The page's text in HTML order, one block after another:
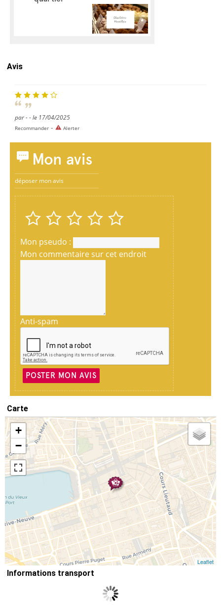
Avis
par - - le 17/04/2025
Recommander - Alerter
Mon avis
déposer mon avis
Mon pseudo :
Mon commentaire sur cet endroit
Anti-spam
POSTER MON AVIS
Carte
+
−
Leaflet
Informations transport